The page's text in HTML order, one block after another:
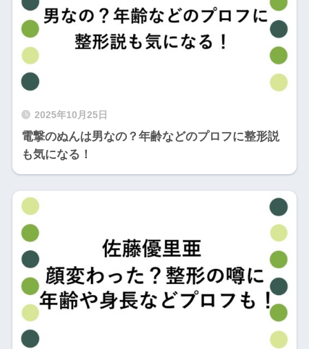
2025年10月25日
電撃のぬんは男なの？年齢などのプロフに整形説
も気になる！